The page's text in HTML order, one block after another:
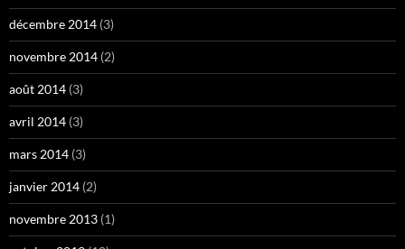
décembre 2014 (3)
novembre 2014 (2)
août 2014 (3)
avril 2014 (3)
mars 2014 (3)
janvier 2014 (2)
novembre 2013 (1)